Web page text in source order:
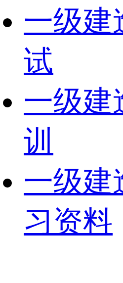
一级建
试
一级建
训
一级建
习资料